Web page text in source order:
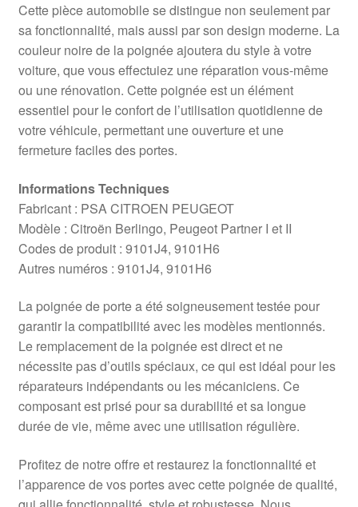
Cette pièce automobile se distingue non seulement par
sa fonctionnalité, mais aussi par son design moderne. La
couleur noire de la poignée ajoutera du style à votre
voiture, que vous effectuiez une réparation vous-même
ou une rénovation. Cette poignée est un élément
essentiel pour le confort de l’utilisation quotidienne de
votre véhicule, permettant une ouverture et une
fermeture faciles des portes.
Informations Techniques
Fabricant : PSA CITROEN PEUGEOT
Modèle : Citroën Berlingo, Peugeot Partner I et II
Codes de produit : 9101J4, 9101H6
Autres numéros : 9101J4, 9101H6
La poignée de porte a été soigneusement testée pour
garantir la compatibilité avec les modèles mentionnés.
Le remplacement de la poignée est direct et ne
nécessite pas d’outils spéciaux, ce qui est idéal pour les
réparateurs indépendants ou les mécaniciens. Ce
composant est prisé pour sa durabilité et sa longue
durée de vie, même avec une utilisation régulière.
Profitez de notre offre et restaurez la fonctionnalité et
l’apparence de vos portes avec cette poignée de qualité,